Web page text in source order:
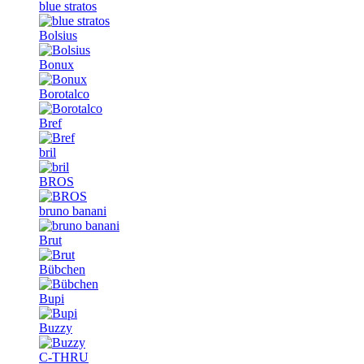
blue stratos
Bolsius
Bonux
Borotalco
Bref
bril
BROS
bruno banani
Brut
Bübchen
Bupi
Buzzy
C-THRU